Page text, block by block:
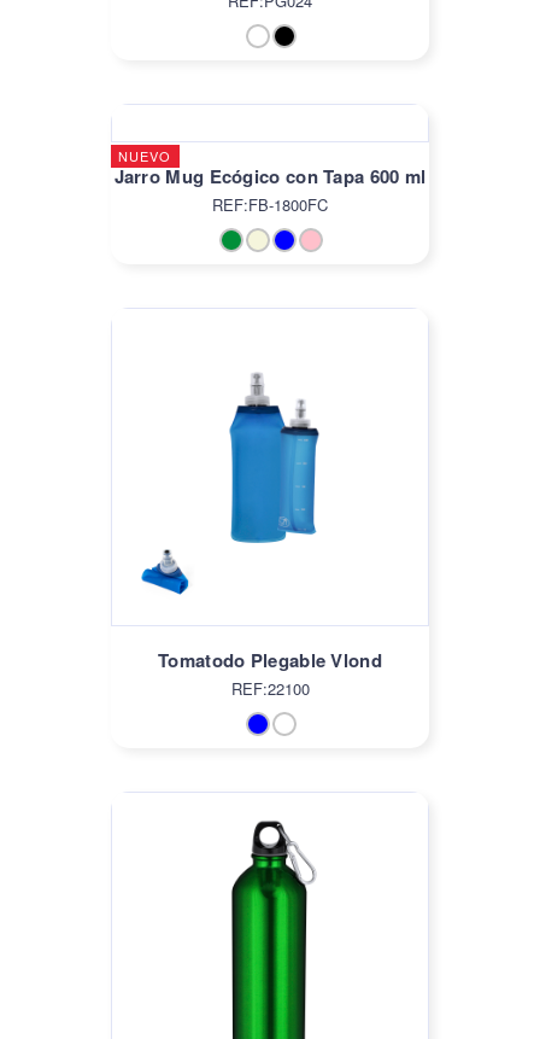
NUEVO
Jarro Mug Ecógico con Tapa 600 ml
REF:FB-1800FC
Tomatodo Plegable Vlond
REF:22100